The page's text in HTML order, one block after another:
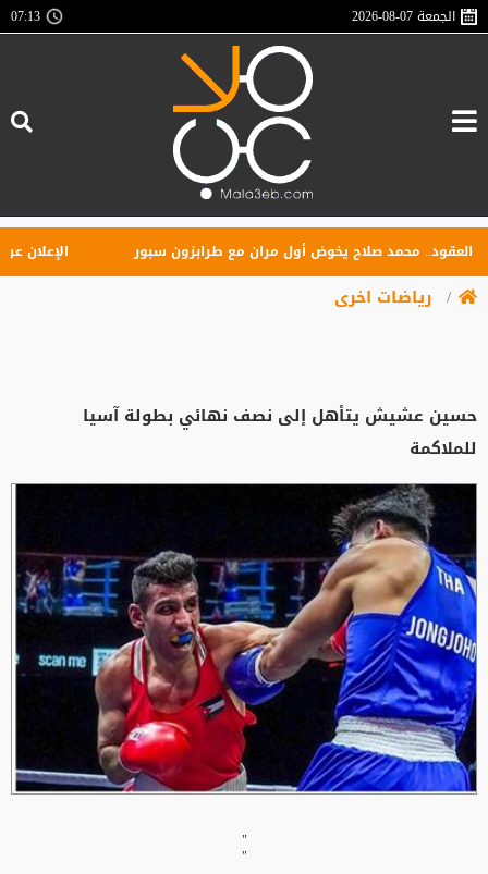
الجمعة2026-08-07
07:13
محمد صلاح يخوض أول مران مع طرابزون سبور الإعلان عن
رياضات اخرى
حسين عشيش يتأهل إلى نصف نهائي بطولة آسيا
للملاكمة
"
"